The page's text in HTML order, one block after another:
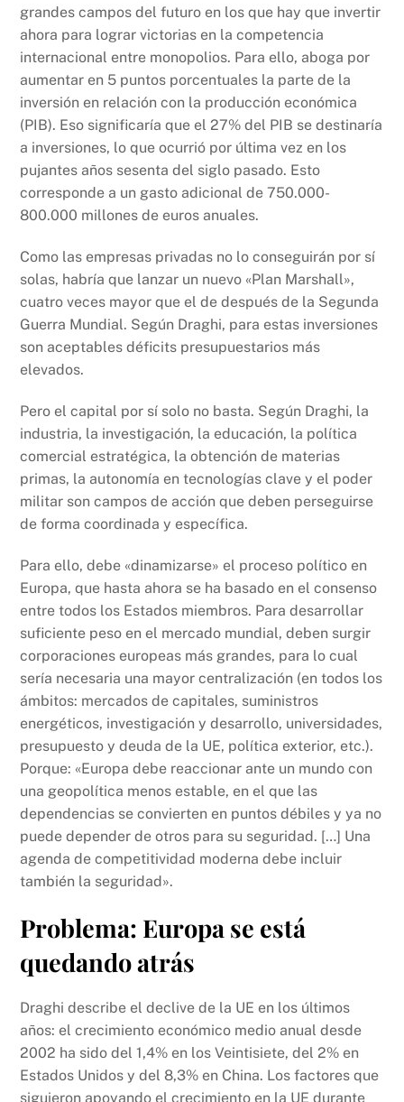
grandes campos del futuro en los que hay que invertir
ahora para lograr victorias en la competencia
internacional entre monopolios. Para ello, aboga por
aumentar en 5 puntos porcentuales la parte de la
inversión en relación con la producción económica
(PIB). Eso significaría que el 27% del PIB se destinaría
a inversiones, lo que ocurrió por última vez en los
pujantes años sesenta del siglo pasado. Esto
corresponde a un gasto adicional de 750.000-
800.000 millones de euros anuales.
Como las empresas privadas no lo conseguirán por sí
solas, habría que lanzar un nuevo «Plan Marshall»,
cuatro veces mayor que el de después de la Segunda
Guerra Mundial. Según Draghi, para estas inversiones
son aceptables déficits presupuestarios más
elevados.
Pero el capital por sí solo no basta. Según Draghi, la
industria, la investigación, la educación, la política
comercial estratégica, la obtención de materias
primas, la autonomía en tecnologías clave y el poder
militar son campos de acción que deben perseguirse
de forma coordinada y específica.
Para ello, debe «dinamizarse» el proceso político en
Europa, que hasta ahora se ha basado en el consenso
entre todos los Estados miembros. Para desarrollar
suficiente peso en el mercado mundial, deben surgir
corporaciones europeas más grandes, para lo cual
sería necesaria una mayor centralización (en todos los
ámbitos: mercados de capitales, suministros
energéticos, investigación y desarrollo, universidades,
presupuesto y deuda de la UE, política exterior, etc.).
Porque: «Europa debe reaccionar ante un mundo con
una geopolítica menos estable, en el que las
dependencias se convierten en puntos débiles y ya no
puede depender de otros para su seguridad. […] Una
agenda de competitividad moderna debe incluir
también la seguridad».
Problema: Europa se está
quedando atrás
Draghi describe el declive de la UE en los últimos
años: el crecimiento económico medio anual desde
2002 ha sido del 1,4% en los Veintisiete, del 2% en
Estados Unidos y del 8,3% en China. Los factores que
siguieron apoyando el crecimiento en la UE durante